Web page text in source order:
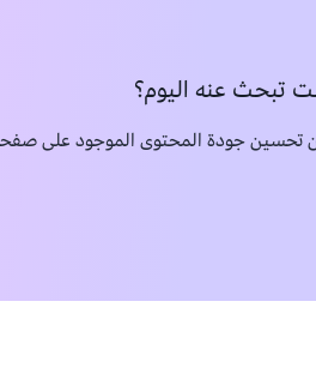
تبحث عنه اليوم؟
تحسين جودة المحتوى الموجود على